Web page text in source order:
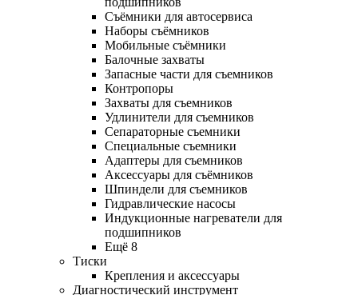
Съёмники для автосервиса
Наборы съёмников
Мобильные съёмники
Балочные захваты
Запасные части для съемников
Контропоры
Захваты для съемников
Удлинители для съемников
Сепараторные съемники
Специальные съемники
Адаптеры для съемников
Аксессуары для съёмников
Шпиндели для съемников
Гидравлические насосы
Индукционные нагреватели для
подшипников
Ещё 8
Тиски
Крепления и аксессуары
Диагностический инструмент